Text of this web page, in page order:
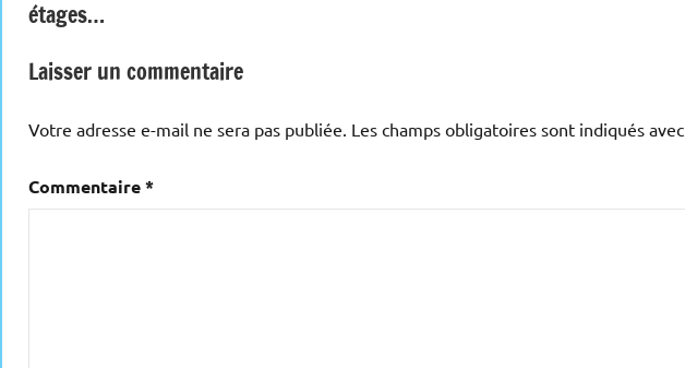
l’article
étages…
Laisser un commentaire
Votre adresse e-mail ne sera pas publiée. Les champs obligatoires sont indiqués avec
Commentaire*